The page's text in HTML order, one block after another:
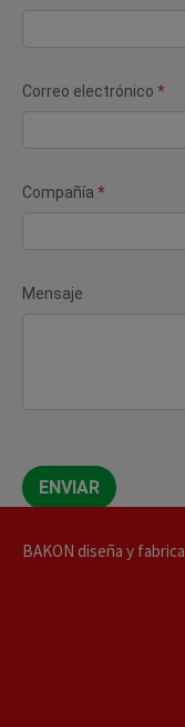
Correo electrónico *
Compañía *
Mensaje
ENVIAR
BAKON diseña y fabrica